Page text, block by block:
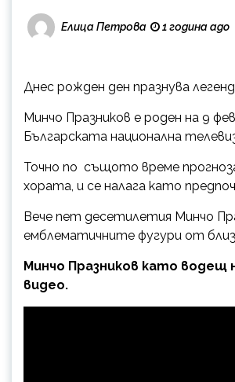
Елица Петрова 1 година ago
Днес рожден ден празнува
Минчо Празников е роден на 9
Българската национална
Точно по същото време
хората, и се налага като
Вече пет десетилетия Минчо
емблематичните фугури от
Минчо Празников като водещ
видео.